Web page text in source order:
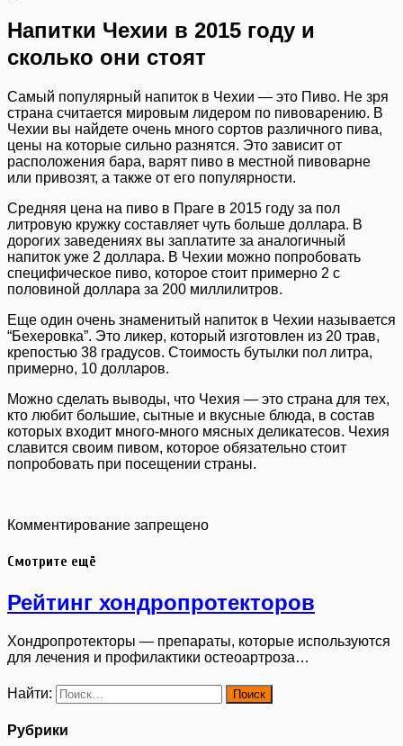
Напитки Чехии в 2015 году и
сколько они стоят
Самый популярный напиток в Чехии — это Пиво. Не зря
страна считается мировым лидером по пивоварению. В
Чехии вы найдете очень много сортов различного пива,
цены на которые сильно разнятся. Это зависит от
расположения бара, варят пиво в местной пивоварне
или привозят, а также от его популярности.
Средняя цена на пиво в Праге в 2015 году за пол
литровую кружку составляет чуть больше доллара. В
дорогих заведениях вы заплатите за аналогичный
напиток уже 2 доллара. В Чехии можно попробовать
специфическое пиво, которое стоит примерно 2 с
половиной доллара за 200 миллилитров.
Еще один очень знаменитый напиток в Чехии называется
“Бехеровка”. Это ликер, который изготовлен из 20 трав,
крепостью 38 градусов. Стоимость бутылки пол литра,
примерно, 10 долларов.
Можно сделать выводы, что Чехия — это страна для тех,
кто любит большие, сытные и вкусные блюда, в состав
которых входит много-много мясных деликатесов. Чехия
славится своим пивом, которое обязательно стоит
попробовать при посещении страны.
Комментирование запрещено
Смотрите ещё
Рейтинг хондропротекторов
Хондропротекторы — препараты, которые используются
для лечения и профилактики остеоартроза…
Найти:
Рубрики